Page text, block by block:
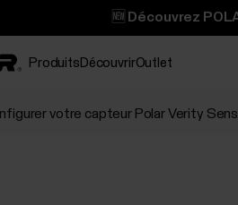
🆕 Découvrez
Produits DécouvrirOutlet
votre capteur Polar Verity